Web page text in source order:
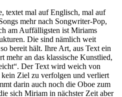
textet mal auf Englisch, mal auf
mehr nach Songwriter-Pop,
am Auffälligsten ist Miriams
Die sind nämlich weit
bereit hält. Ihre Art, aus Text ein
mehr an das klassische Kunstlied,
Der Text wird weich von
Ziel zu verfolgen und verliert
darin auch noch die Oboe zum
sich Miriam in nächster Zeit aber